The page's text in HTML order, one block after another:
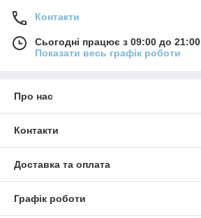
Контакти
Сьогодні працює з 09:00 до 21:00
Показати весь графік роботи
Про нас
Контакти
Доставка та оплата
Графік роботи